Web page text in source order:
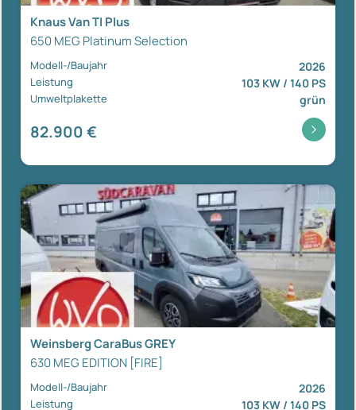
Knaus Van TI Plus
650 MEG Platinum Selection
Modell-/Baujahr 2026
Leistung 103 KW / 140 PS
Umweltplakette grün
82.900 €
Weinsberg CaraBus GREY
630 MEG EDITION [FIRE]
Modell-/Baujahr 2026
Leistung 103 KW / 140 PS